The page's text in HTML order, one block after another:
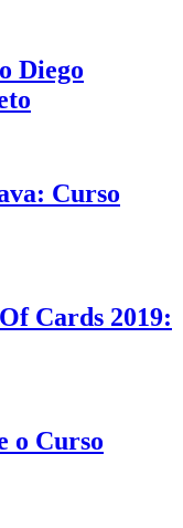
Diego
Curso
Cards 2019:
o Curso